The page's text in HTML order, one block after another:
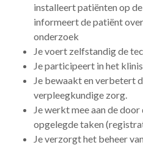
installeert patiënten op
informeert de patiënt
onderzoek
Je voert zelfstandig de
Je participeert in het
Je bewaakt en verbetert
verpleegkundige zorg.
Je werkt mee aan de
opgelegde taken
Je verzorgt het beheer